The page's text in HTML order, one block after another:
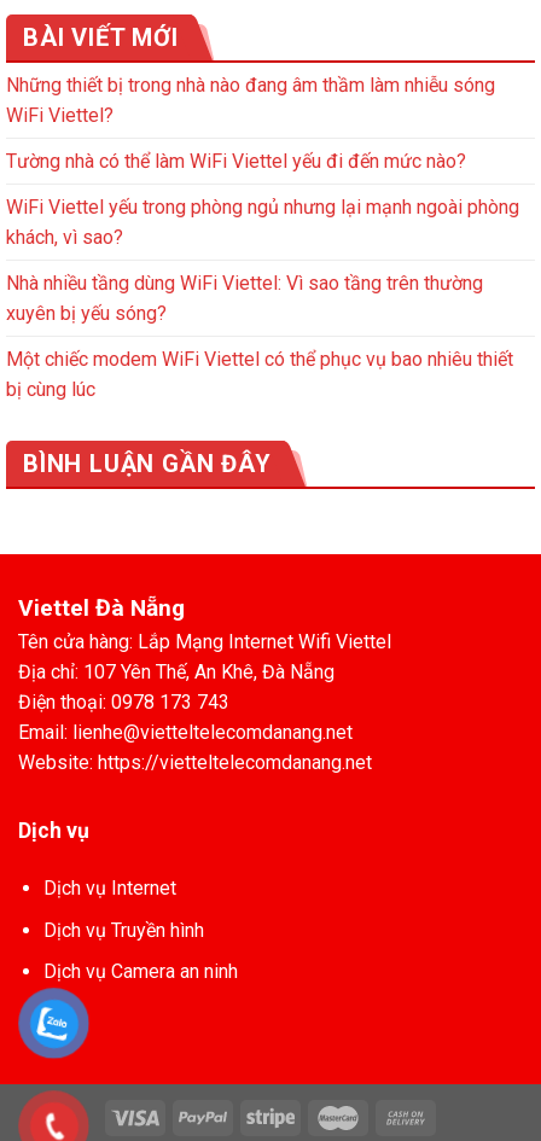
BÀI VIẾT MỚI
Những thiết bị trong nhà nào đang âm thầm làm nhiễu sóng
WiFi Viettel?
Tường nhà có thể làm WiFi Viettel yếu đi đến mức nào?
WiFi Viettel yếu trong phòng ngủ nhưng lại mạnh ngoài phòng
khách, vì sao?
Nhà nhiều tầng dùng WiFi Viettel: Vì sao tầng trên thường
xuyên bị yếu sóng?
Một chiếc modem WiFi Viettel có thể phục vụ bao nhiêu thiết
bị cùng lúc
BÌNH LUẬN GẦN ĐÂY
Viettel Đà Nẵng
Tên cửa hàng: Lắp Mạng Internet Wifi Viettel
Địa chỉ: 107 Yên Thế, An Khê, Đà Nẵng
Điện thoại: 0978 173 743
Email: lienhe@vietteltelecomdanang.net
Website: https://vietteltelecomdanang.net
Dịch vụ
Dịch vụ Internet
Dịch vụ Truyền hình
Dịch vụ Camera an ninh